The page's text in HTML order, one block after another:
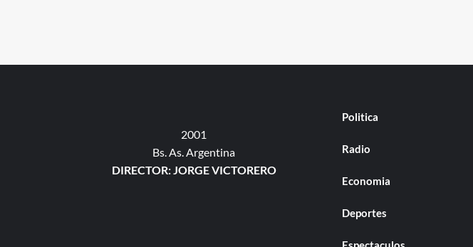
2001
Bs. As. Argentina
DIRECTOR: JORGE VICTORERO
Politica
Radio
Economia
Deportes